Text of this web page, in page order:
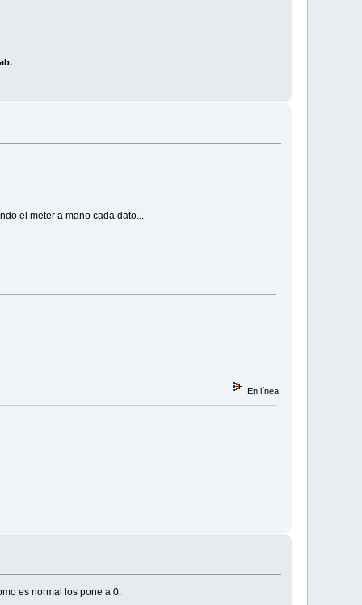
el meter a mano cada dato...
En línea
es normal los pone a 0.